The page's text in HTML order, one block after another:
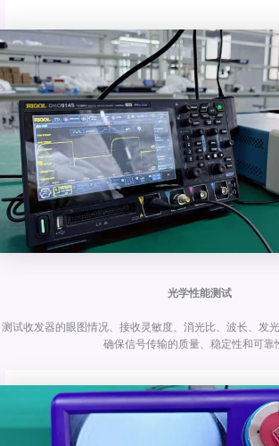
光学性能测试
测试收发器的眼图情况、接收灵敏度、消光比、波长、发
确保信号传输的质量、稳定性和可靠